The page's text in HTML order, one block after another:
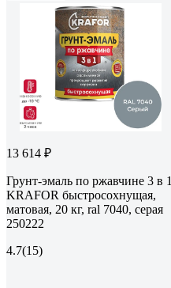
13 614 ₽
Грунт-эмаль по ржавчине 3 в 1
KRAFOR быстросохнущая,
матовая, 20 кг, ral 7040, серая
250222
4.7(15)